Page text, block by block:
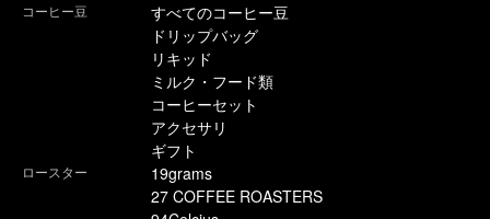
コーヒー豆
すべてのコーヒー豆
ドリップバッグ
リキッド
ミルク・フード類
コーヒーセット
アクセサリ
ギフト
ロースター
19grams
27 COFFEE ROASTERS